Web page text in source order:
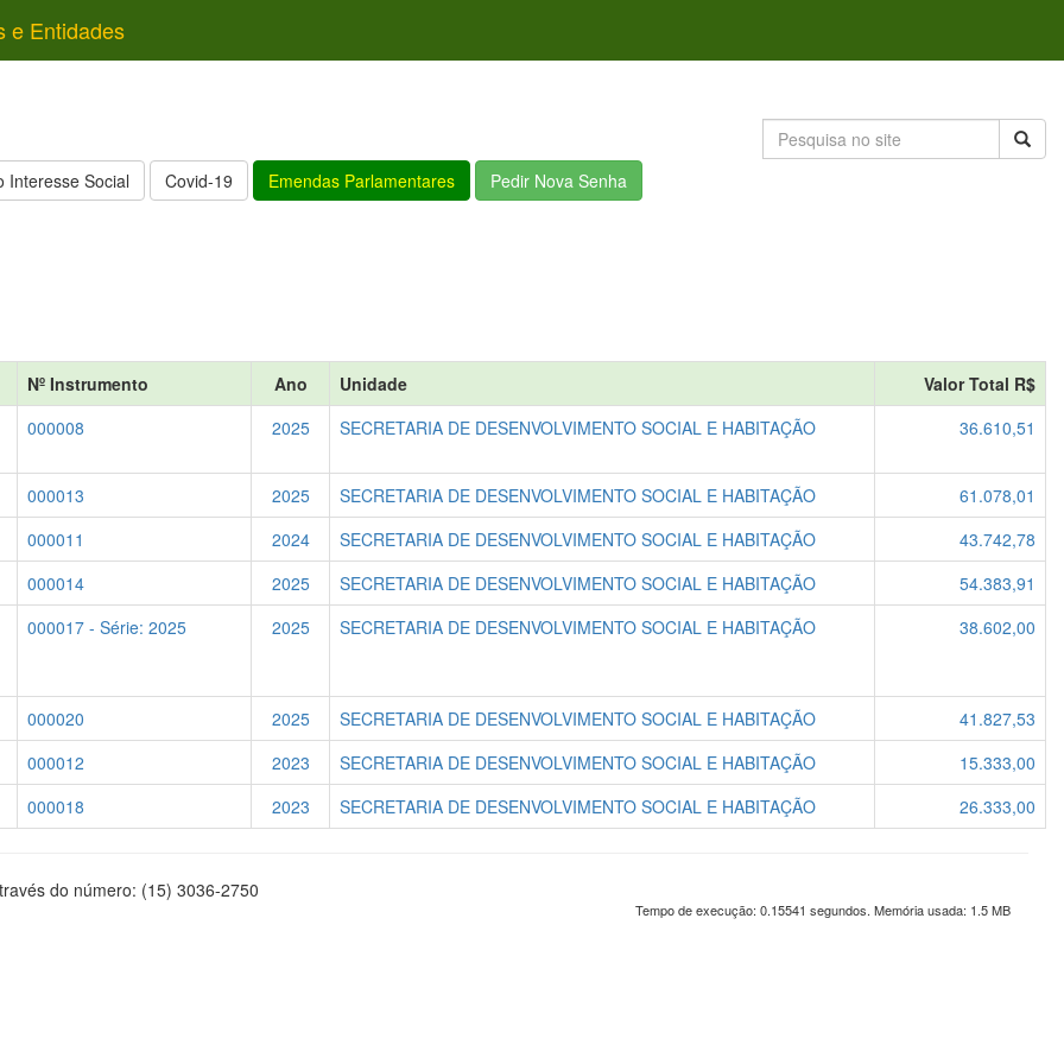
e Entidades
Interesse Social Covid-19 Emendas Parlamentares Pedir Nova Senha
Nº Instrumento Ano Unidade
Valor Total R$
000008
2025 SECRETARIA DE DESENVOLVIMENTO SOCIAL E HABITAÇÃO 36.610,51
000013 2025 SECRETARIA DE DESENVOLVIMENTO SOCIAL E HABITAÇÃO
61.078,01
000011
2024 SECRETARIA DE DESENVOLVIMENTO SOCIAL E HABITAÇÃO
43.742,78
000014
2025 SECRETARIA DE DESENVOLVIMENTO SOCIAL E HABITAÇÃO
54.383,91
000017 - Série: 2025
2025 SECRETARIA DE DESENVOLVIMENTO SOCIAL E HABITAÇÃO 38.602,00
000020 2025 SECRETARIA DE DESENVOLVIMENTO SOCIAL E HABITAÇÃO
41.827,53
000012
2023 SECRETARIA DE DESENVOLVIMENTO SOCIAL E HABITAÇÃO
15.333,00
000018
2023 SECRETARIA DE DESENVOLVIMENTO SOCIAL E HABITAÇÃO 26.333,00
do número: (15) 3036-2750
Tempo de execução: 0.15541 segundos. Memória usada: 1.5 MB